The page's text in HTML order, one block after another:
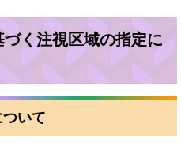
く注視区域の指定に
いて